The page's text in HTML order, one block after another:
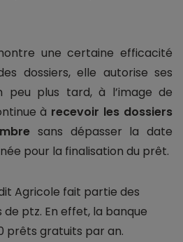
une certaine efficacité
dossiers, elle autorise ses
peu plus tard, à l’image de
à recevoir les dossiers
sans dépasser la date
pour la finalisation du prêt.
Agricole fait partie des
ptz. En effet, la banque
prêts gratuits par an.